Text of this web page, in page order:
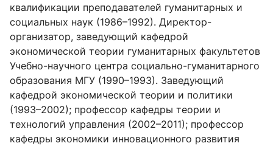
квалификации преподавателей гуманитарных и
социальных наук (1986–1992). Директор-
организатор, заведующий кафедрой
экономической теории гуманитарных факультетов
Учебно-научного центра социально-гуманитарного
образования МГУ (1990–1993). Заведующий
кафедрой экономической теории и политики
(1993–2002); профессор кафедры теории и
технологий управления (2002–2011); профессор
кафедры экономики инновационного развития